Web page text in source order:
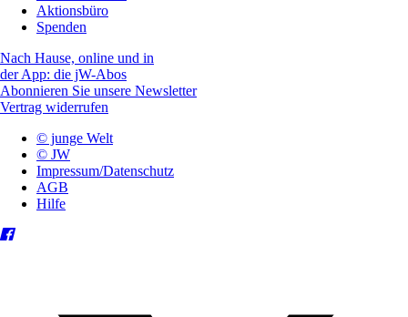
Aktionsbüro
Spenden
Nach Hause, online und in
der App: die jW-Abos
Abonnieren Sie unsere Newsletter
Vertrag widerrufen
© junge Welt
© JW
Impressum/Datenschutz
AGB
Hilfe